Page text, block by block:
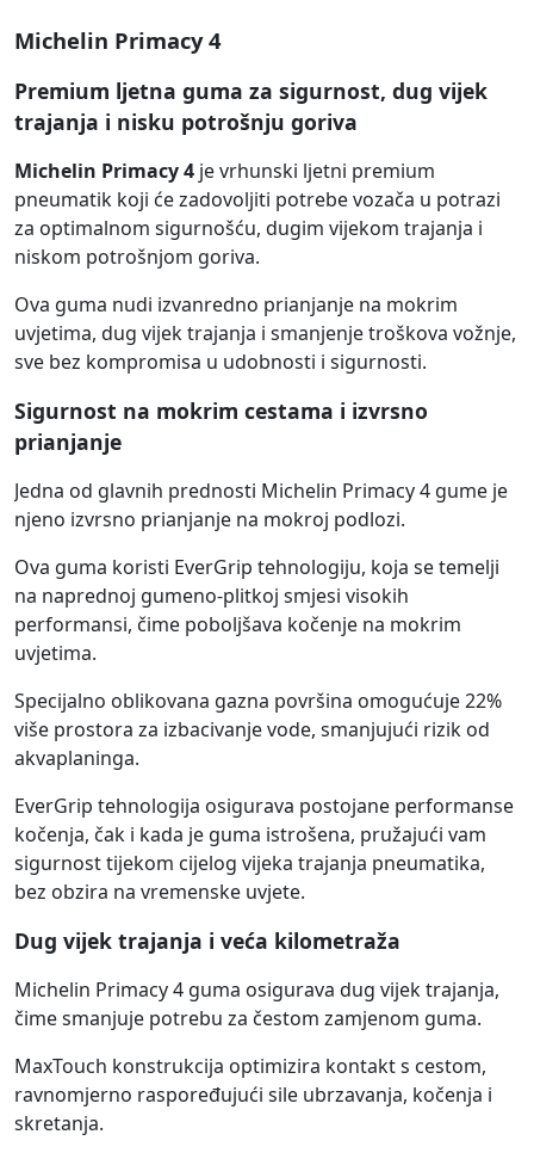
Michelin Primacy 4
Premium ljetna guma za sigurnost, dug vijek
trajanja i nisku potrošnju goriva
Michelin Primacy 4 je vrhunski ljetni premium
pneumatik koji će zadovoljiti potrebe vozača u potrazi
za optimalnom sigurnošću, dugim vijekom trajanja i
niskom potrošnjom goriva.
Ova guma nudi izvanredno prianjanje na mokrim
uvjetima, dug vijek trajanja i smanjenje troškova vožnje,
sve bez kompromisa u udobnosti i sigurnosti.
Sigurnost na mokrim cestama i izvrsno
prianjanje
Jedna od glavnih prednosti Michelin Primacy 4 gume je
njeno izvrsno prianjanje na mokroj podlozi.
Ova guma koristi EverGrip tehnologiju, koja se temelji
na naprednoj gumeno-plitkoj smjesi visokih
performansi, čime poboljšava kočenje na mokrim
uvjetima.
Specijalno oblikovana gazna površina omogućuje 22%
više prostora za izbacivanje vode, smanjujući rizik od
akvaplaninga.
EverGrip tehnologija osigurava postojane performanse
kočenja, čak i kada je guma istrošena, pružajući vam
sigurnost tijekom cijelog vijeka trajanja pneumatika,
bez obzira na vremenske uvjete.
Dug vijek trajanja i veća kilometraža
Michelin Primacy 4 guma osigurava dug vijek trajanja,
čime smanjuje potrebu za čestom zamjenom guma.
MaxTouch konstrukcija optimizira kontakt s cestom,
ravnomjerno raspoređujući sile ubrzavanja, kočenja i
skretanja.